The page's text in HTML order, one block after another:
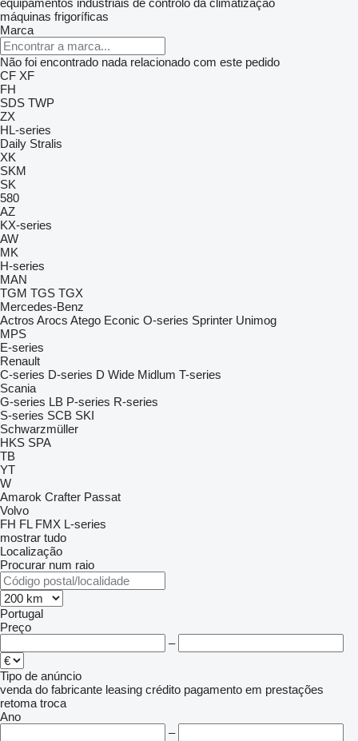
equipamentos industriais de controlo da climatização
máquinas frigoríficas
Marca
Não foi encontrado nada relacionado com este pedido
CF XF
FH
SDS TWP
ZX
HL-series
Daily Stralis
XK
SKM
SK
580
AZ
KX-series
AW
MK
H-series
MAN
TGM TGS TGX
Mercedes-Benz
Actros Arocs Atego Econic O-series Sprinter Unimog
MPS
E-series
Renault
C-series D-series D Wide Midlum T-series
Scania
G-series LB P-series R-series
S-series SCB SKI
Schwarzmüller
HKS SPA
TB
YT
W
Amarok Crafter Passat
Volvo
FH FL FMX L-series
mostrar tudo
Localização
Procurar num raio
Portugal
Preço
–
Tipo de anúncio
venda do fabricante leasing crédito pagamento em prestações
retoma troca
Ano
–